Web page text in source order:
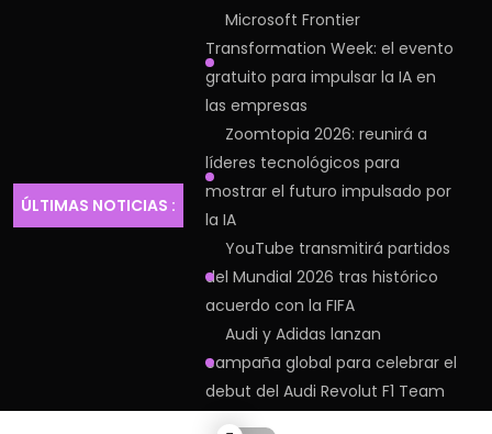
ÚLTIMAS NOTICIAS :
Microsoft Frontier
Transformation Week: el evento
gratuito para impulsar la IA en
las empresas
Zoomtopia 2026: reunirá a
líderes tecnológicos para
mostrar el futuro impulsado por
la IA
YouTube transmitirá partidos
del Mundial 2026 tras histórico
acuerdo con la FIFA
Audi y Adidas lanzan
campaña global para celebrar el
debut del Audi Revolut F1 Team